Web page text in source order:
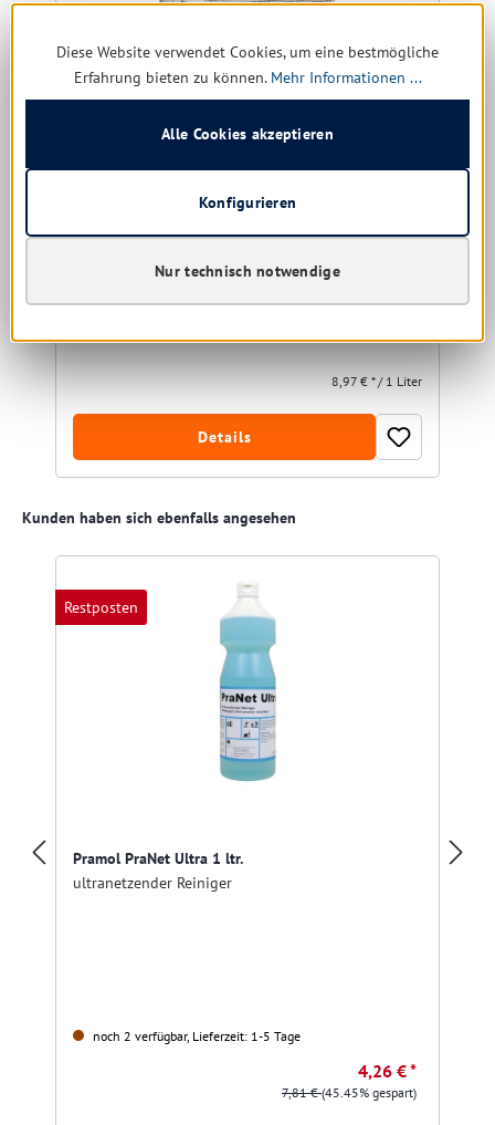
Kiehl Thermohospital 5 ltr.
Sofort verfügbar, Lieferzeit: 1-5 Tage
44,86 € *
8,97 € * / 1 Liter
Details
Produktgalerie überspringen
Kunden haben sich ebenfalls angesehen
Restposten
Pramol PraNet Ultra 1 ltr.
ultranetzender Reiniger
noch 2 verfügbar, Lieferzeit: 1-5 Tage
4,26 € *
7,81 €(45.45% gespart)
Diese Website verwendet Cookies, um eine bestmögliche
Erfahrung bieten zu können. Mehr Informationen ...
Nur technisch notwendige
Konfigurieren
Alle Cookies akzeptieren